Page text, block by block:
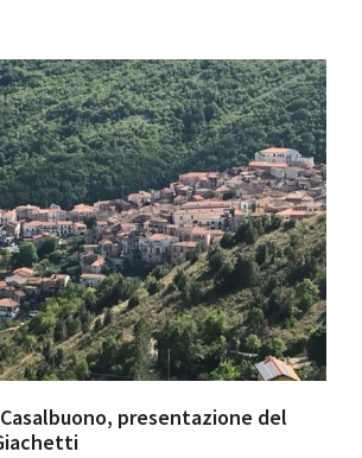
presentazione del